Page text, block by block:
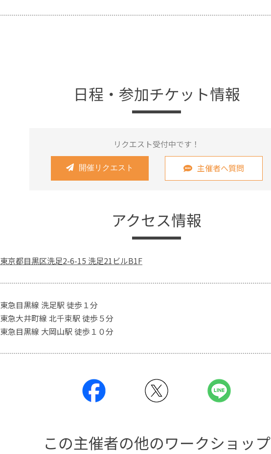
日程・参加チケット情報
リクエスト受付中です！
開催リクエスト 主催者へ質問
アクセス情報
東京都目黒区洗足2-6-15 洗足21ビルB1F
東急目黒線 洗足駅 徒歩１分
東急大井町線 北千束駅 徒歩５分
東急目黒線 大岡山駅 徒歩１０分
この主催者の他のワークショップ